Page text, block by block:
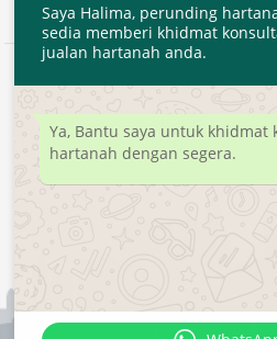
Developed by
Saya Halima, perunding
sedia memberi khidmat
jualan hartanah anda.
Ya, Bantu saya untuk khidmat
hartanah dengan segera.